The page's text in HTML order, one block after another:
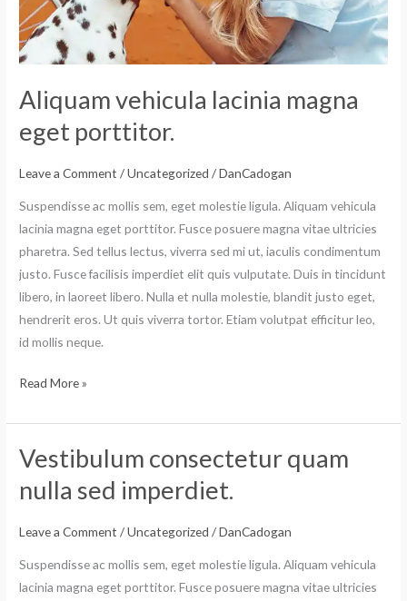
Aliquam vehicula lacinia magna
eget porttitor.
Leave a Comment /Uncategorized /DanCadogan
Suspendisse ac mollis sem, eget molestie ligula. Aliquam vehicula
lacinia magna eget porttitor. Fusce posuere magna vitae ultricies
pharetra. Sed tellus lectus, viverra sed mi ut, iaculis condimentum
justo. Fusce facilisis imperdiet elit quis vulputate. Duis in tincidunt
libero, in laoreet libero. Nulla et nulla molestie, blandit justo eget,
hendrerit eros. Ut quis viverra tortor. Etiam volutpat efficitur leo,
id mollis neque.
Read More »
Vestibulum consectetur quam
nulla sed imperdiet.
Leave a Comment /Uncategorized /DanCadogan
Suspendisse ac mollis sem, eget molestie ligula. Aliquam vehicula
lacinia magna eget porttitor. Fusce posuere magna vitae ultricies
Vestibulum
quam
imperdiet.